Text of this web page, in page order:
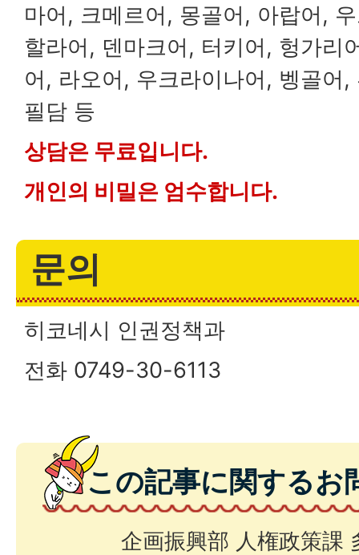
마어, 크메르어, 몽골어, 아랍어,
할라어, 덴마크어, 터키어, 헝가리
어, 라오어, 우크라이나어, 벵골어
필담 등
상담은 무료입니다.
개인의 비밀은 엄수합니다.
문의
히코네시 인권정책과
전화 0749-30-6113
この記事に関するお
企画振興部 人権政策課